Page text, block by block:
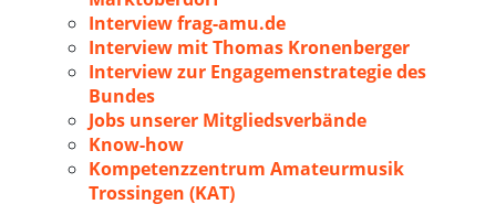
Interview frag-amu.de
Interview mit Thomas Kronenberger
Interview zur Engagemenstrategie des
Bundes
Jobs unserer Mitgliedsverbände
Know-how
Kompetenzzentrum Amateurmusik
Trossingen (KAT)